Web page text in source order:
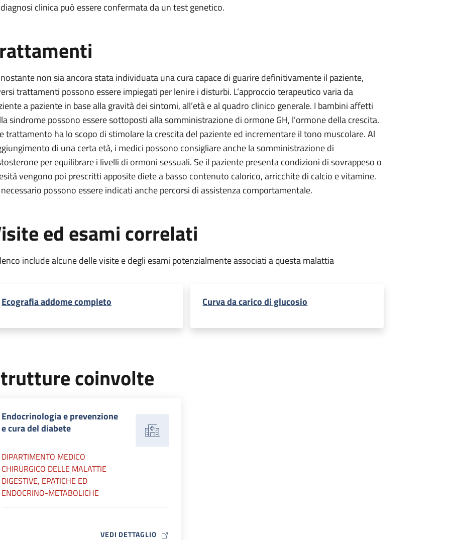
clinica può essere confermata da un test genetico.
non sia ancora stata individuata una cura capace di guarire definitivamente il paziente,
trattamenti possono essere impiegati per lenire i disturbi. L’approccio terapeutico varia da
a paziente in base alla gravità dei sintomi, all’età e al quadro clinico generale. I bambini affetti
sindrome possono essere sottoposti alla somministrazione di ormone GH, l’ormone della crescita.
trattamento ha lo scopo di stimolare la crescita del paziente ed incrementare il tono muscolare. Al
di una certa età, i medici possono consigliare anche la somministrazione di
per equilibrare i livelli di ormoni sessuali. Se il paziente presenta condizioni di sovrappeso o
vengono poi prescritti apposite diete a basso contenuto calorico, arricchite di calcio e vitamine.
possono essere indicati anche percorsi di assistenza comportamentale.
ed esami correlati
include alcune delle visite e degli esami potenzialmente associati a questa malattia
Ecografia addome completo Curva da carico di glucosio
coinvolte
Endocrinologia e prevenzione
e cura del diabete
DIPARTIMENTO MEDICO
CHIRURGICO DELLE MALATTIE
DIGESTIVE, EPATICHE ED
ENDOCRINO-METABOLICHE
VEDI DETTAGLIOMAP ICON